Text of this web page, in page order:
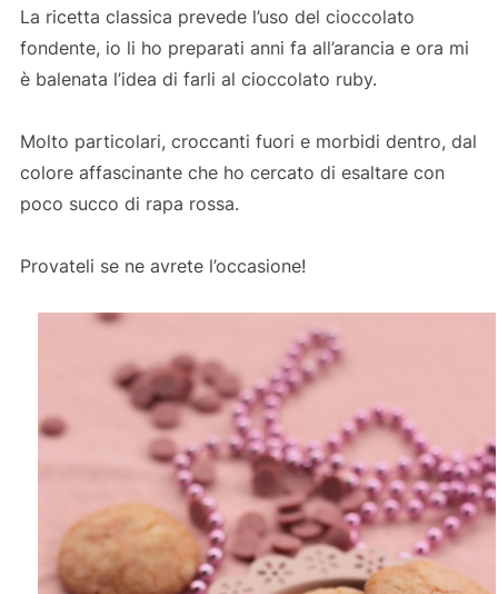
La ricetta classica prevede l’uso del cioccolato
fondente, io li ho preparati anni fa all’arancia e ora mi
è balenata l’idea di farli al cioccolato ruby.
Molto particolari, croccanti fuori e morbidi dentro, dal
colore affascinante che ho cercato di esaltare con
poco succo di rapa rossa.
Provateli se ne avrete l’occasione!